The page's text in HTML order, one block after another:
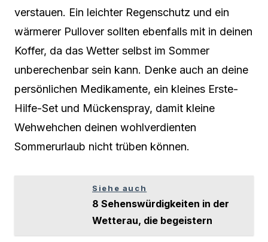
verstauen. Ein leichter Regenschutz und ein
wärmerer Pullover sollten ebenfalls mit in deinen
Koffer, da das Wetter selbst im Sommer
unberechenbar sein kann. Denke auch an deine
persönlichen Medikamente, ein kleines Erste-
Hilfe-Set und Mückenspray, damit kleine
Wehwehchen deinen wohlverdienten
Sommerurlaub nicht trüben können.
Siehe auch
8 Sehenswürdigkeiten in der
Wetterau, die begeistern